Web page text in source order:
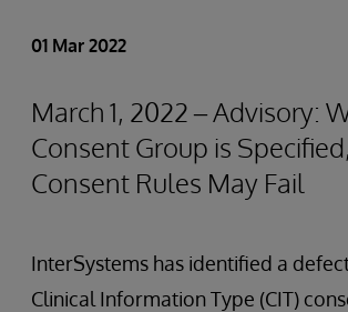
01 Mar 2022
March 1, 2022 – Advisory:
Consent Group is
Consent Rules May Fail
InterSystems has identified a
Clinical Information Type (CIT)